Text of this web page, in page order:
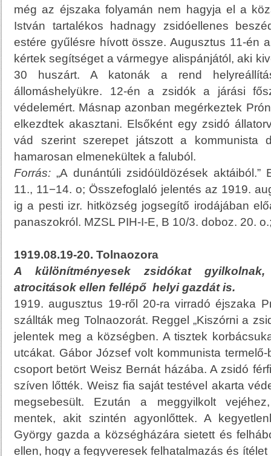
még az éjszaka folyamán nem hagyja el a
István tartalékos hadnagy zsidóellenes
estére gyűlésre hívott össze. Augusztus 11-én
kértek segítséget a vármegye alispánjától, aki
30 huszárt. A katonák a rend
állomáshelyükre. 12-én a zsidók a járási
védelemért. Másnap azonban megérkeztek
elkezdtek akasztani. Elsőként egy zsidó
vád szerint szerepet játszott a kommunista
hamarosan elmenekültek a faluból.
Forrás:„A dunántúli zsidóüldözések aktáiból.”
11., 11−14. o; Összefoglaló jelentés az 1919.
ig a pesti izr. hitközség jogsegítő irodájában
panaszokról. MZSL PIH-I-E, B 10/3. doboz. 20.
1919.08.19-20. Tolnaozora
A különítményesek zsidókat
atrocitások ellen fellépő helyi gazdát is.
1919. augusztus 19-ről 20-ra virradó éjszaka
szállták meg Tolnaozorát. Reggel „Kiszórni a
jelentek meg a községben. A tisztek
utcákat. Gábor József volt kommunista
csoport betört Weisz Bernát házába. A zsidó
szíven lőtték. Weisz fia saját testével akarta
megsebesült. Ezután a meggyilkolt
mentek, akit szintén agyonlőttek. A
György gazda a községházára sietett és
ellen, hogy a fegyveresek felhatalmazás és